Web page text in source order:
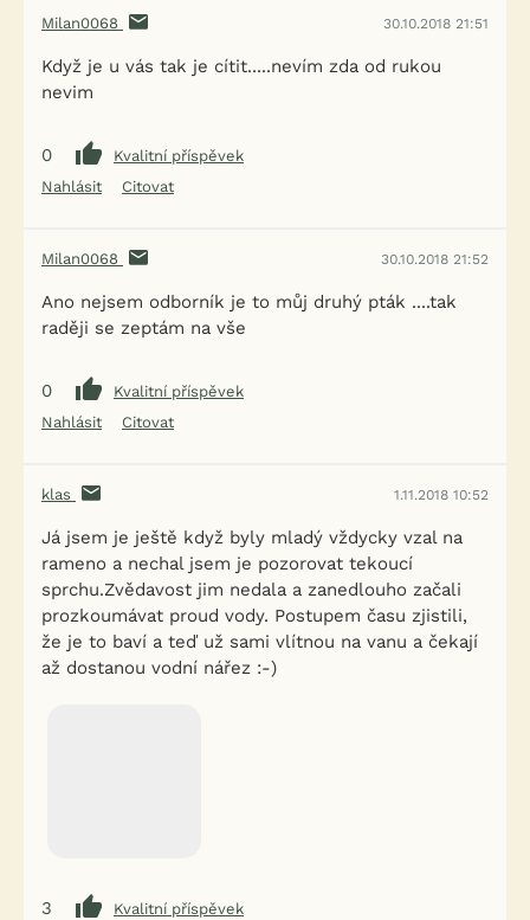
Milan0068 30.10.2018 21:51
Když je u vás tak je cítit.....nevím zda od rukou
nevim
0
Kvalitní příspěvek
Nahlásit
Citovat
Milan0068 30.10.2018 21:52
Ano nejsem odborník je to můj druhý pták ....tak
raději se zeptám na vše
0
Kvalitní příspěvek
Nahlásit
Citovat
klas 1.11.2018 10:52
Já jsem je ještě když byly mladý vždycky vzal na
rameno a nechal jsem je pozorovat tekoucí
sprchu.Zvědavost jim nedala a zanedlouho začali
prozkoumávat proud vody. Postupem času zjistili,
že je to baví a teď už sami vlítnou na vanu a čekají
až dostanou vodní nářez :-)
3
Kvalitní příspěvek